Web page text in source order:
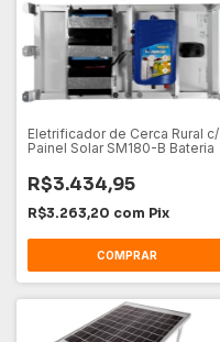
Eletrificador de Cerca Rural c/
Painel Solar SM180-B Bateria
R$3.434,95
R$3.263,20 com Pix